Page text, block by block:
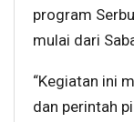
program
mulai dari
“Kegiatan ini
dan perintah